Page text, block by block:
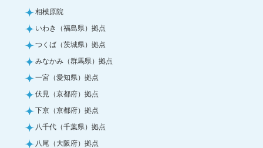
相模原院
いわき（福島県）拠点
つくば（茨城県）拠点
みなかみ（群馬県）拠点
一宮（愛知県）拠点
伏見（京都府）拠点
下京（京都府）拠点
八千代（千葉県）拠点
八尾（大阪府）拠点